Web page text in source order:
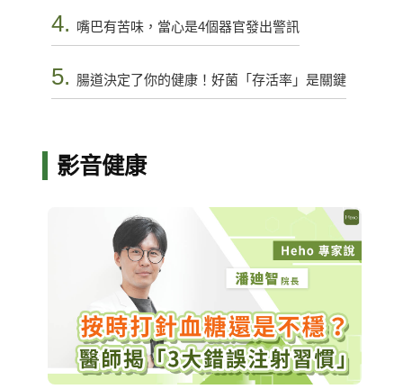
4. 嘴巴有苦味，當心是4個器官發出警訊
5. 腸道決定了你的健康！好菌「存活率」是關鍵
影音健康